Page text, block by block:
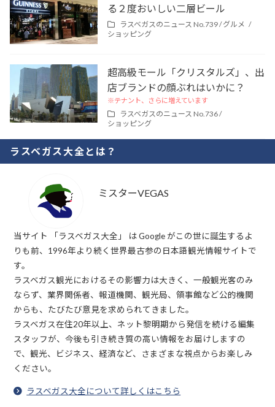
る２度おいしい二層ビール
ラスベガスのニュース No.739 /グルメ
ショッピング
超高級モール「クリスタルズ」、出
店ブランドの顔ぶれはいかに？
※テナント、さらに増えています
ラスベガスのニュース No.736 /
ショッピング
ラスベガス大全とは？
ミスターVEGAS
当サイト 「ラスベガス大全」 は Google がこの世に誕生するよ
りも前、1996年より続く世界最古参の日本語観光情報サイトで
す。
ラスベガス観光におけるその影響力は大きく、一般観光客のみ
ならず、業界関係者、報道機関、観光局、領事館など公的機関
からも、たびたび意見を求められてきました。
ラスベガス在住20年以上、ネット黎明期から発信を続ける編集
スタッフが、今後も引き続き質の高い情報をお届けしますの
で、観光、ビジネス、経済など、さまざまな視点からお楽しみ
ください。
ラスベガス大全について詳しくはこちら